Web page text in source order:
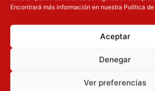
Encontrará más información en nuestra Política
Aceptar
Denegar
Ver preferencias